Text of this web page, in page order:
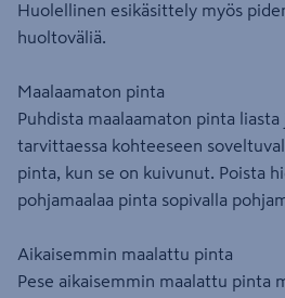
Huolellinen esikäsittely myös
huoltoväliä.
Maalaamaton pinta
Puhdista maalaamaton pinta liasta
tarvittaessa kohteeseen
pinta, kun se on kuivunut. Poista
pohjamaalaa pinta sopivalla
Aikaisemmin maalattu pinta
Pese aikaisemmin maalattu pinta